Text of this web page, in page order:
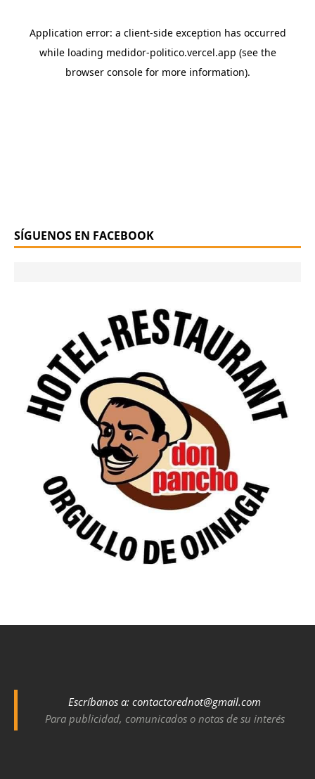
SÍGUENOS EN FACEBOOK
Escríbanos a: contactorednot@gmail.com
Para publicidad, comunicados o notas de su interés